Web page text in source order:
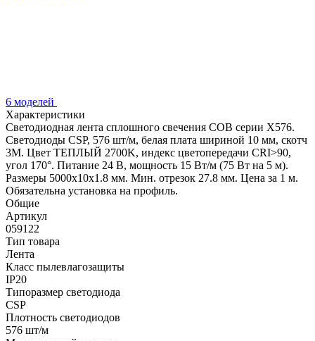
6 моделей
Характеристики
Светодиодная лента сплошного свечения COB серии X576.
Светодиоды CSP, 576 шт/м, белая плата шириной 10 мм, скотч
3M. Цвет ТЕПЛЫЙ 2700K, индекс цветопередачи CRI>90,
угол 170°. Питание 24 В, мощность 15 Вт/м (75 Вт на 5 м).
Размеры 5000x10x1.8 мм. Мин. отрезок 27.8 мм. Цена за 1 м.
Обязательна установка на профиль.
Общие
Артикул
059122
Тип товара
Лента
Класс пылевлагозащиты
IP20
Типоразмер светодиода
CSP
Плотность светодиодов
576 шт/м